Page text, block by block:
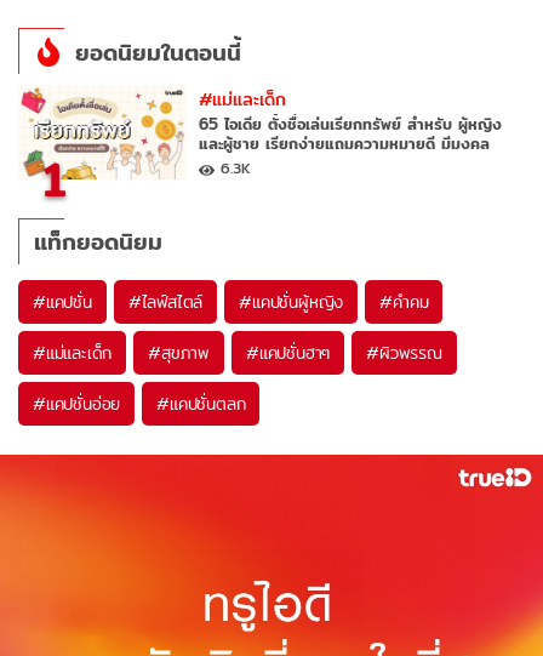
ยอดนิยมในตอนนี้
1
#แม่และเด็ก
65 ไอเดีย ตั้งชื่อเล่นเรียกทรัพย์ สำหรับ ผู้หญิง
และผู้ชาย เรียกง่ายแถมความหมายดี มีมงคล
6.3K
แท็กยอดนิยม
#แคปชั่น #ไลฟ์สไตล์ #แคปชั่นผู้หญิง #คำคม
#แม่และเด็ก #สุขภาพ #แคปชั่นฮาๆ #ผิวพรรณ
#แคปชั่นอ่อย #แคปชั่นตลก